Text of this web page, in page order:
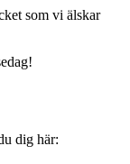
som vi älskar
dig här: